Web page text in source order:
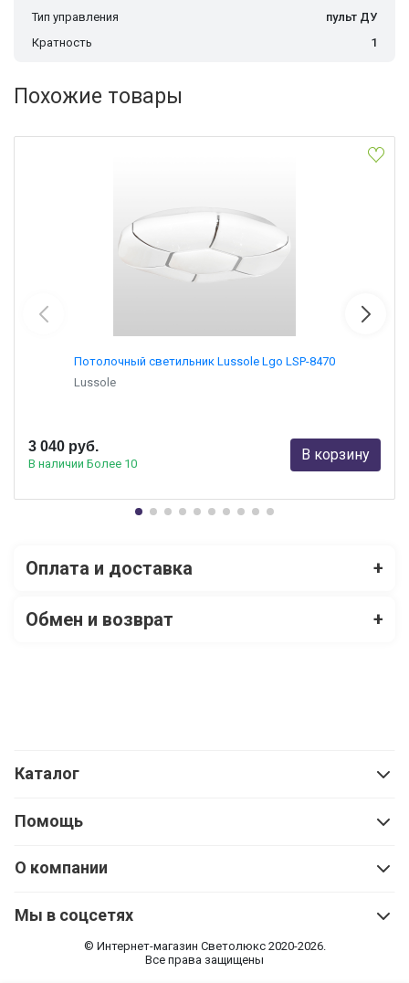
Тип управления
пульт ДУ
Кратность
1
Похожие товары
Потолочный светильник Lussole Lgo LSP-8470
Lussole
3 040 руб.
В наличии Более 10
В корзину
Оплата и доставка +
Обмен и возврат +
Каталог
Помощь
О компании
Мы в соцсетях
© Интернет-магазин Cветолюкс 2020-2026.
Все права защищены